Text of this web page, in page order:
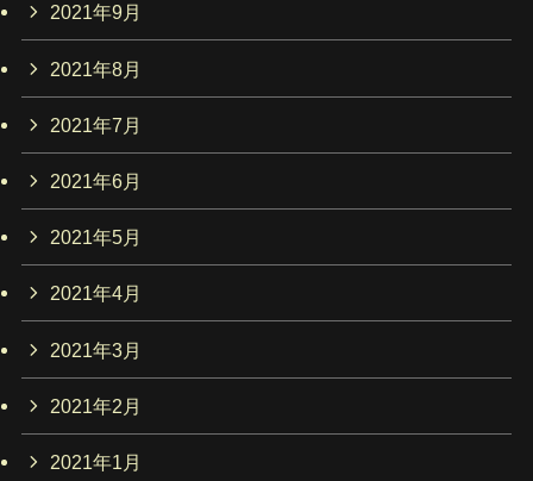
2021年9月
2021年8月
2021年7月
2021年6月
2021年5月
2021年4月
2021年3月
2021年2月
2021年1月